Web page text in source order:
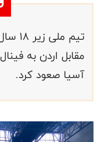
تیم
مقابل اردن به
آسیا صعود کرد.